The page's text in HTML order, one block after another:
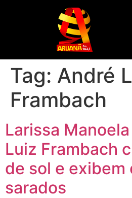
Tag: André
Frambach
Larissa
Luiz Frambach
de sol e exibem
sarados